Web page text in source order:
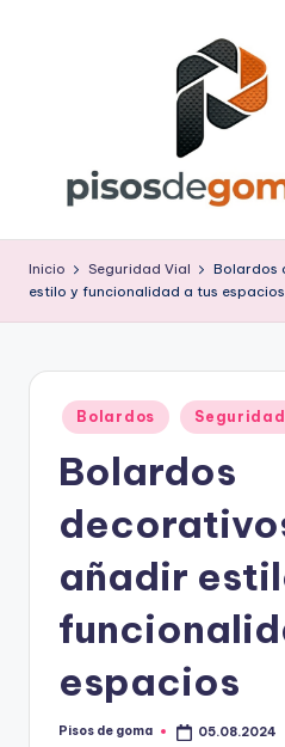
is
o
G
m
Inicio Seguridad Vial
Bolardos
estilo y funcionalidad a tus espacios
Publicado
en
Bolardos Seguridad
Bolardos
añadir
espacios
Publicado
Pisos de goma 05.08.2024